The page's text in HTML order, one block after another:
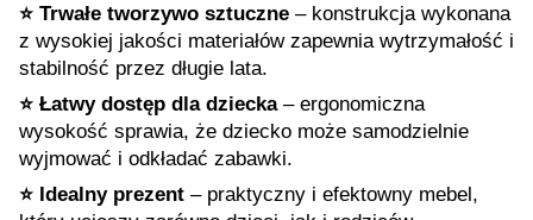
⭐️ Trwałe tworzywo sztuczne – konstrukcja wykonana
z wysokiej jakości materiałów zapewnia wytrzymałość i
stabilność przez długie lata.
⭐️ Łatwy dostęp dla dziecka– ergonomiczna
wysokość sprawia, że dziecko może samodzielnie
wyjmować i odkładać zabawki.
⭐️ Idealny prezent – praktyczny i efektowny mebel,